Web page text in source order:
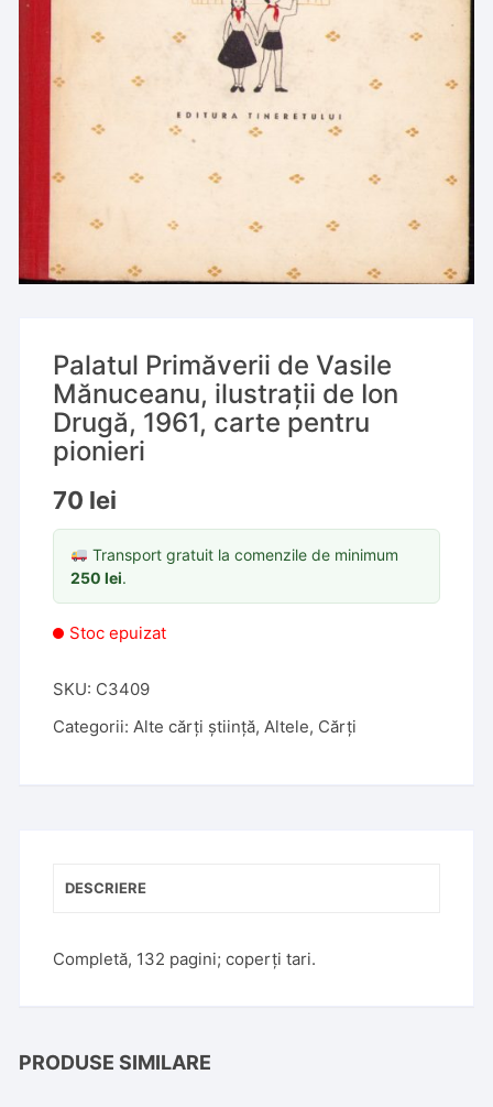
Palatul Primăverii de Vasile
Mănuceanu, ilustrații de Ion
Drugă, 1961, carte pentru
pionieri
70 lei
Transport gratuit la comenzile de minimum
250lei.
Stoc epuizat
SKU: C3409
Categorii:Alte cărți știință,Altele, Cărți
DESCRIERE
Completă, 132 pagini; coperți tari.
PRODUSE SIMILARE